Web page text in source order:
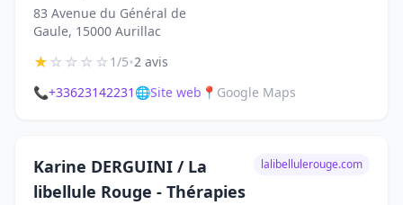
83 Avenue du Général de
Gaule, 15000 Aurillac
★☆☆☆☆1/5•2 avis
📞+33623142231 🌐Site web 📍 Google Maps
Karine DERGUINI / La
libellule Rouge - Thérapies
lalibellulerouge.com